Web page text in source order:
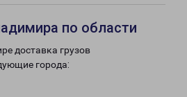
по области
доставка грузов
города: